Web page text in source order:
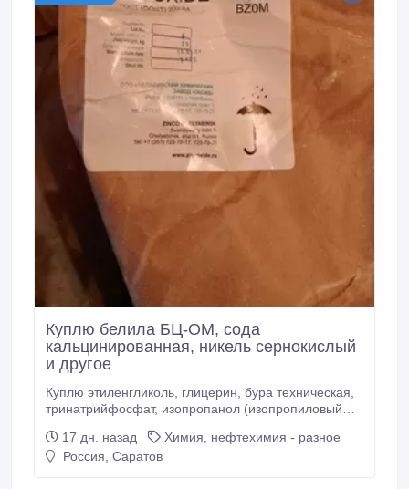
Куплю белила БЦ-ОМ, сода
кальцинированная, никель сернокислый
и другое
Куплю этиленгликоль, глицерин, бура техническая,
тринатрийфосфат, изопропанол (изопропиловый
белый, кислота лимонная, нтф, оэдф, плавиковая и
другие кислоты. Трилон Б, ацетон, натр едкий
17 дн. назад
Химия, нефтехимия - разное
Россия, Саратов